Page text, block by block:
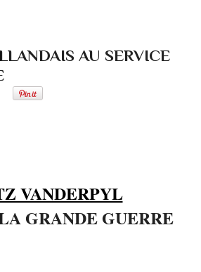
AU SERVICE
VANDERPYL
GRANDE GUERRE